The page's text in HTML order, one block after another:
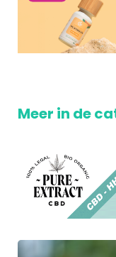
Meer in de